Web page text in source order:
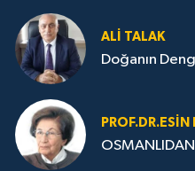
ALI TALAK
Doğanın
PROF.DR.ESIN